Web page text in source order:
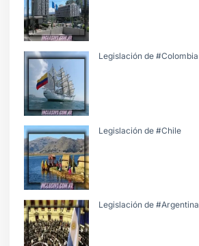
Legislación de #Colombia
Legislación de #Chile
Legislación de #Argentina